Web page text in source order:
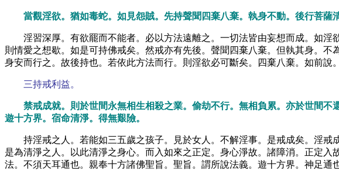
當觀淫欲。猶如毒蛇。如見怨賊。先持聲聞四棄八棄。執身不動。後行菩薩
淫習深厚。有欲罷而不能者。必以方法遠離之。一切法皆由妄想而成。如
則情愛之想歇。如是可持佛戒矣。然戒亦有先後。聲聞四棄八棄。但執其身。
身安而行之。故後持也。若依此方法而行。則淫欲必可斷矣。四棄八棄。如前說。
三持戒利益。
禁戒成就。則於世間永無相生相殺之業。偷劫不行。無相負累。亦於世間
遊十方界。宿命清淨。得無艱險。
持淫戒之人。若能如三五歲之孩子。見於女人。不解淫事。是戒成矣。淫
是為清淨之人。以此清淨之身心。而入如來之正定。身心淨故。諸障消。正定
法。不須天耳通也。親奉十方諸佛聖旨。聖旨。謂所說法義。遊十方界。神足